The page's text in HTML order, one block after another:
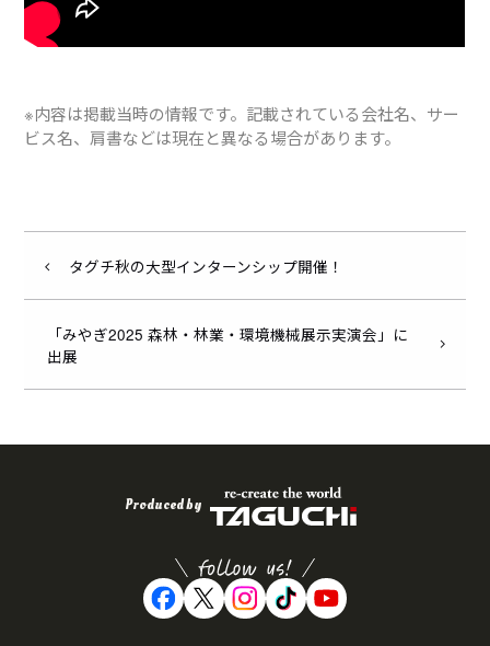
※内容は掲載当時の情報です。記載されている会社名、サー
ビス名、肩書などは現在と異なる場合があります。
タグチ秋の大型インターンシップ開催！
「みやぎ2025 森林・林業・環境機械展示実演会」に
出展
Produced by